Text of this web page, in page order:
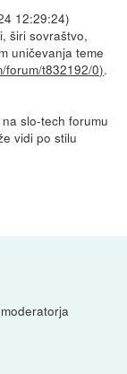
12:29:24)
širi sovraštvo,
uničevanja teme
forum/t832192/0).
slo-tech forumu
vidi po stilu